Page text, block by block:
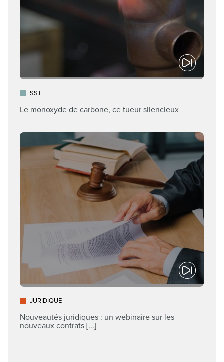
SST
Le monoxyde de carbone, ce tueur silencieux
JURIDIQUE
Nouveautés juridiques : un webinaire sur les
nouveaux contrats [...]